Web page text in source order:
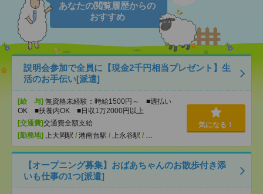
あなたの閲覧履歴からの
おすすめ
説明会参加で全員に【現金2千円相当プレゼント】生
活のお手伝い[派遣]
[給 与] 無資格未経験：時給1500円～ ■週払い
OK ■扶養内OK ■日収1万2000円以上
[交通費]交通費全額支給
[勤務地] 上大岡駅 / 港南台駅 / 上永谷駅 / …
気になる！
【オープニング募集】おばあちゃんのお散歩付き添
いも仕事の1つ[派遣]